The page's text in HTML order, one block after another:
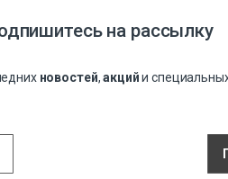
на рассылку
новостей,акцийи